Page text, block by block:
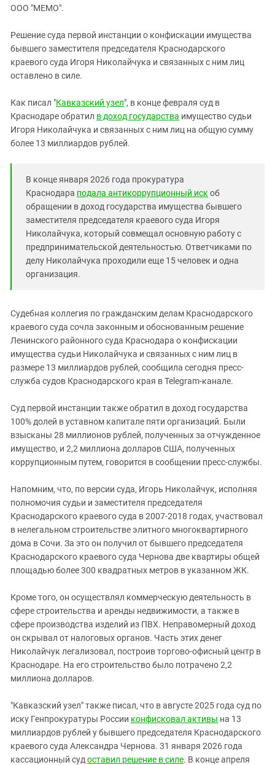
ИНАКОМЫСЛИЕ В ЧЕЧНЕ
ПРЕСЛЕДОВАНИЕ АКТИВИСТОВ
МОБИЛИЗАЦИЯ И ПРОТЕСТЫ
Дагестан
Кабардино-Балкария
Калмыкия
Краснодарский край
Нагорный Карабах
Российская Федерация
Северная Осетия - Алания
СКФО
Ставропольский край
Чечня
Южная Осетия
Южный Кавказ
ООО "МЕМО".
Решение суда первой инстанции о конфискации имущества
бывшего заместителя председателя Краснодарского
краевого суда Игоря Николайчука и связанных с ним лиц
оставлено в силе.
Как писал "Кавказский узел", в конце февраля суд в
Краснодаре обратил в доход государства имущество судьи
Игоря Николайчука и связанных с ним лиц на общую сумму
более 13 миллиардов рублей.
В конце января 2026 года прокуратура
Краснодара подала антикоррупционный иск об
обращении в доход государства имущества бывшего
заместителя председателя краевого суда Игоря
Николайчука, который совмещал основную работу с
предпринимательской деятельностью. Ответчиками по
делу Николайчука проходили еще 15 человек и одна
организация.
Судебная коллегия по гражданским делам Краснодарского
краевого суда сочла законным и обоснованным решение
Ленинского районного суда Краснодара о конфискации
имущества судьи Николайчука и связанных с ним лиц в
размере 13 миллиардов рублей, сообщила сегодня пресс-
служба судов Краснодарского края в Telegram-канале.
Суд первой инстанции также обратил в доход государства
100% долей в уставном капитале пяти организаций. Были
взысканы 28 миллионов рублей, полученных за отчужденное
имущество, и 2,2 миллиона долларов США, полученных
коррупционным путем, говорится в сообщении пресс-службы.
Напомним, что, по версии суда, Игорь Николайчук, исполняя
полномочия судьи и заместителя председателя
Краснодарского краевого суда в 2007-2018 годах, участвовал
в нелегальном строительстве элитного многоквартирного
дома в Сочи. За это он получил от бывшего председателя
Краснодарского краевого суда Чернова две квартиры общей
площадью более 300 квадратных метров в указанном ЖК.
Кроме того, он осуществлял коммерческую деятельность в
сфере строительства и аренды недвижимости, а также в
сфере производства изделий из ПВХ. Неправомерный доход
он скрывал от налоговых органов. Часть этих денег
Николайчук легализовал, построив торгово-офисный центр в
Краснодаре. На его строительство было потрачено 2,2
миллиона долларов.
"Кавказский узел" также писал, что в августе 2025 года суд по
иску Генпрокуратуры России конфисковал активы на 13
миллиардов рублей у бывшего председателя Краснодарского
краевого суда Александра Чернова. 31 января 2026 года
кассационный суд оставил решение в силе. В конце апреля